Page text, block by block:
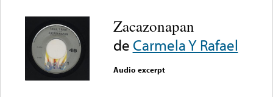
Zacazonapan
de Carmela Y Rafael
Audio excerpt